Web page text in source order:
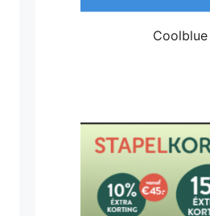
Coolblue